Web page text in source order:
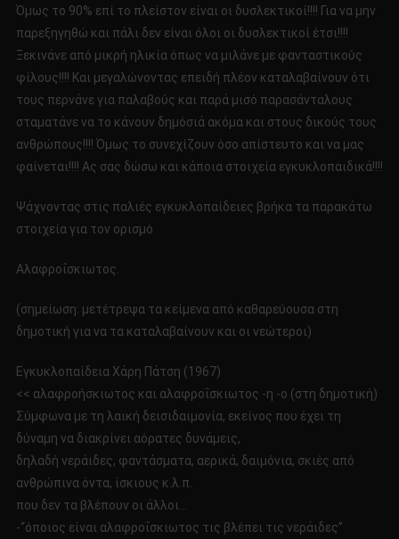
Όμως το 90% επί το πλείστον είναι οι δυσλεκτικοί!!!! Για να μην
παρεξηγηθώ και πάλι δεν είναι όλοι οι δυσλεκτικοί έτσι!!!!
Ξεκινάνε από μικρή ηλικία όπως να μιλάνε με φανταστικούς
φίλους!!!! Και μεγαλώνοντας επειδή πλέον καταλαβαίνουν ότι
τους περνάνε για παλαβούς και παρά μισό παρασάνταλους
σταματάνε να το κάνουν δημόσιά ακόμα και στους δικούς τους
ανθρώπους!!!! Όμως το συνεχίζουν όσο απίστευτο και να μας
φαίνεται!!!! Ας σας δώσω και κάποια στοιχεία εγκυκλοπαιδικά!!!!
Ψάχνοντας στις παλιές εγκυκλοπαίδειες βρήκα τα παρακάτω
στοιχεία για τον ορισμό
Αλαφροΐσκιωτος.
(σημείωση: μετέτρεψα τα κείμενα από καθαρεύουσα στη
δημοτική για να τα καταλαβαίνουν και οι νεώτεροι)
Εγκυκλοπαίδεια Χάρη Πάτση (1967)
<< αλαφροήσκιωτος και αλαφροΐσκιωτος -η -ο (στη δημοτική)
Σύμφωνα με τη λαϊκή δεισιδαιμονία, εκείνος που έχει τη
δύναμη να διακρίνει αόρατες δυνάμεις,
δηλαδή νεράιδες, φαντάσματα, αερικά, δαιμόνια, σκιές από
ανθρώπινα όντα, ίσκιους κ.λ.π.
που δεν τα βλέπουν οι άλλοι…
-“όποιος είναι αλαφροΐσκιωτος τις βλέπει τις νεράιδες”